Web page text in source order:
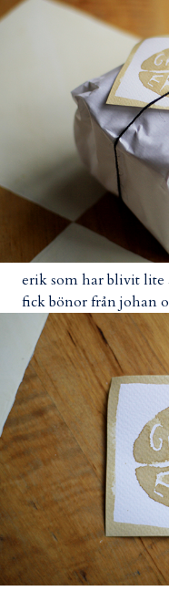
erik som har blivit lite
fick bönor från johan